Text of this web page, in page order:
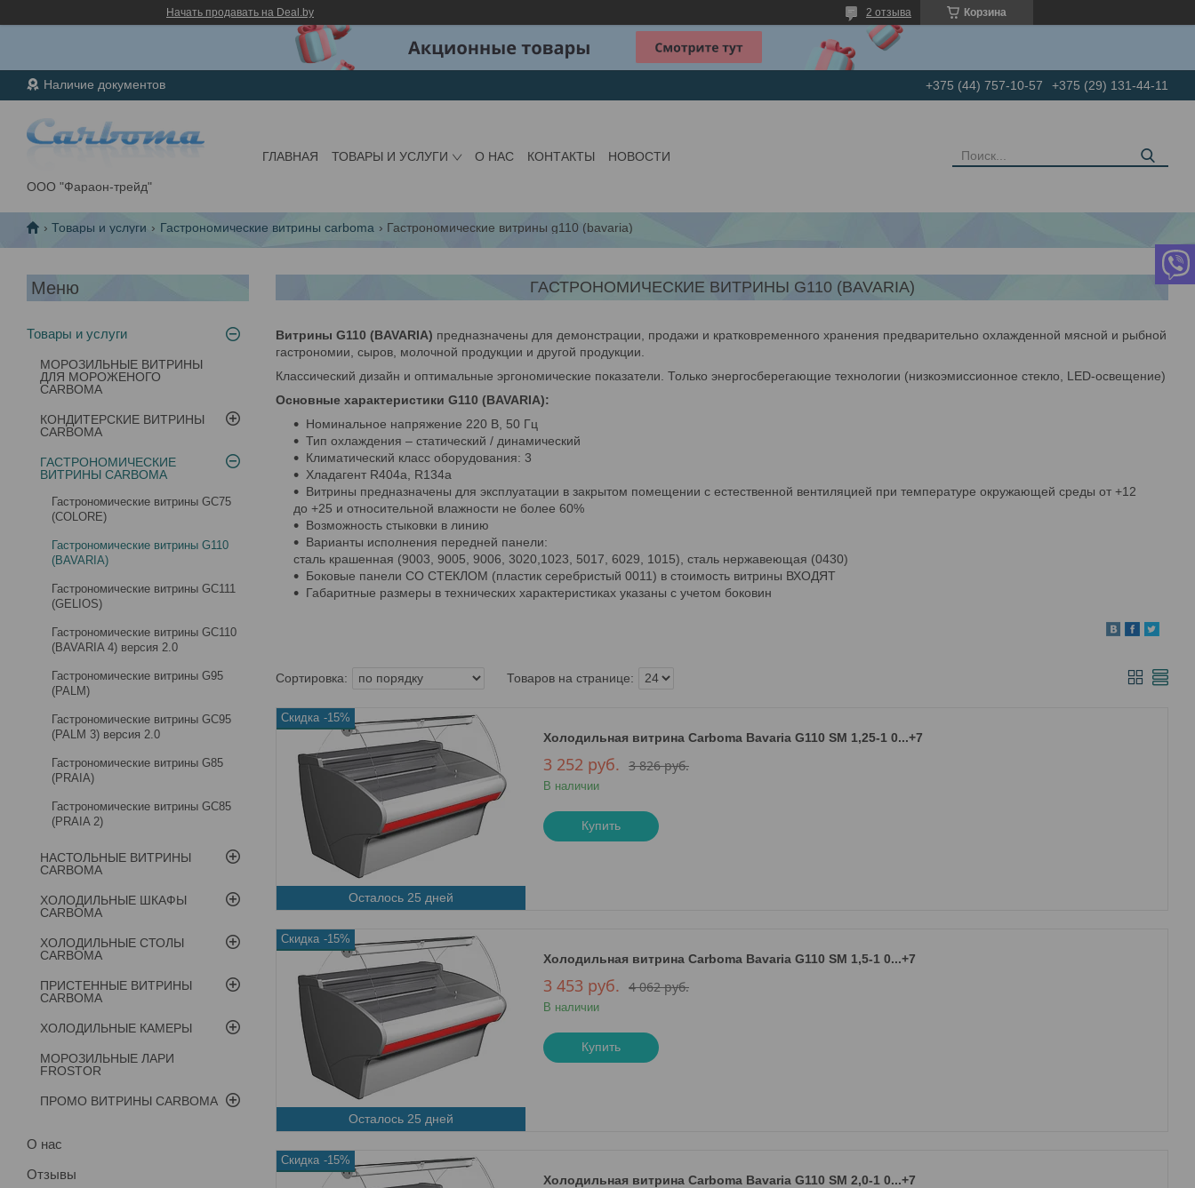
Начать продавать на Deal.by Корзина
2 отзыва
Наличие документов +375 (44) 757-10-57 +375 (29) 131-44-11
ООО "Фараон-трейд"
ГЛАВНАЯ ТОВАРЫ И УСЛУГИ О НАС КОНТАКТЫ НОВОСТИ
Товары и услуги Гастрономические витрины carboma Гастрономические витрины g110 (bavaria)
Товары и услуги
МОРОЗИЛЬНЫЕ ВИТРИНЫ
ДЛЯ МОРОЖЕНОГО
CARBOMA
КОНДИТЕРСКИЕ ВИТРИНЫ
CARBOMA
ГАСТРОНОМИЧЕСКИЕ
ВИТРИНЫ CARBOMA
Гастрономические витрины GC75
(COLORE)
Гастрономические витрины G110
(BAVARIA)
Гастрономические витрины GC111
(GELIOS)
Гастрономические витрины GC110
(BAVARIA 4) версия 2.0
Гастрономические витрины G95
(PALM)
Гастрономические витрины GC95
(PALM 3) версия 2.0
Гастрономические витрины G85
(PRAIA)
Гастрономические витрины GC85
(PRAIA 2)
НАСТОЛЬНЫЕ ВИТРИНЫ
CARBOMA
ХОЛОДИЛЬНЫЕ ШКАФЫ
CARBOMA
ХОЛОДИЛЬНЫЕ СТОЛЫ
CARBOMA
ПРИСТЕННЫЕ ВИТРИНЫ
CARBOMA
ХОЛОДИЛЬНЫЕ КАМЕРЫ
МОРОЗИЛЬНЫЕ ЛАРИ
FROSTOR
ПРОМО ВИТРИНЫ CARBOMA
О нас
Отзывы
ГАСТРОНОМИЧЕСКИЕ ВИТРИНЫ G110 (BAVARIA)
Витрины G110 (BAVARIA) предназначены для демонстрации, продажи и кратковременного хранения предварительно охлажденной мясной и рыбной
гастрономии, сыров, молочной продукции и другой продукции.
Классический дизайн и оптимальные эргономические показатели. Только энергосберегающие технологии (низкоэмиссионное стекло, LED-освещение)
Основные характеристики G110 (BAVARIA):
Номинальное напряжение 220 В, 50 Гц
Тип охлаждения – статический / динамический
Климатический класс оборудования: 3
Хладагент R404a, R134a
Витрины предназначены для эксплуатации в закрытом помещении с естественной вентиляцией при температуре окружающей среды от +12
до +25 и относительной влажности не более 60%
Возможность стыковки в линию
Варианты исполнения передней панели:
сталь крашенная (9003, 9005, 9006, 3020,1023, 5017, 6029, 1015), сталь нержавеющая (0430)
Боковые панели СО СТЕКЛОМ (пластик серебристый 0011) в стоимость витрины ВХОДЯТ
Габаритные размеры в технических характеристиках указаны с учетом боковин
-15%
Осталось 25 дней
Холодильная витрина Сarboma Bavaria G110 SM 1,25-1 0...+7
3 826руб.
3 252 руб.
В наличии
Купить
-15%
Осталось 25 дней
Холодильная витрина Сarboma Bavaria G110 SM 1,5-1 0...+7
4 062руб.
3 453 руб.
В наличии
Купить
-15%
Холодильная витрина Сarboma Bavaria G110 SM 2,0-1 0...+7